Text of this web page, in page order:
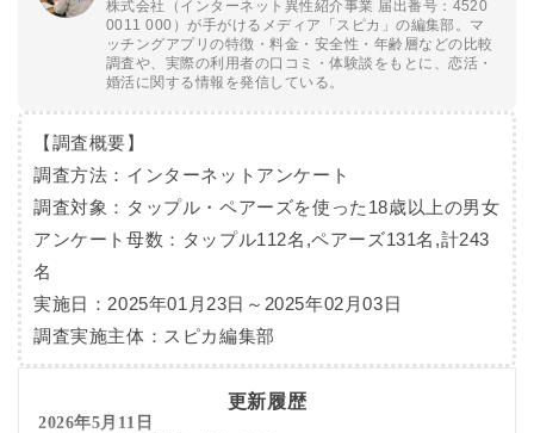
株式会社（インターネット異性紹介事業 届出番号：4520
0011 000）が手がけるメディア「スピカ」の編集部。マ
ッチングアプリの特徴・料金・安全性・年齢層などの比較
調査や、実際の利用者の口コミ・体験談をもとに、恋活・
婚活に関する情報を発信している。
【調査概要】
調査方法：インターネットアンケート
調査対象：タップル・ペアーズを使った18歳以上の男女
アンケート母数：タップル112名,ペアーズ131名,計243
名
実施日：2025年01月23日～2025年02月03日
調査実施主体：スピカ編集部
更新履歴
2026年5月11日